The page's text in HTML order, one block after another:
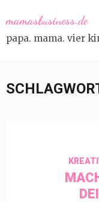
to
content
mamasbusiness.de
papa. mama. vier